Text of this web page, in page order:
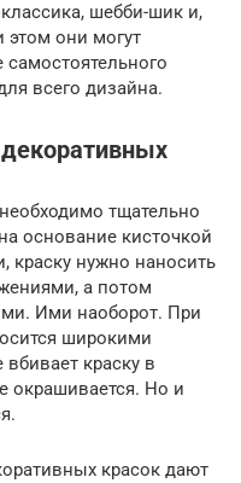
шебби-шик и,
этом они могут
самостоятельного
всего дизайна.
тщательно
основание кисточкой
краску нужно наносить
а потом
Ими наоборот. При
широкими
краску в
окрашивается. Но и
красок дают